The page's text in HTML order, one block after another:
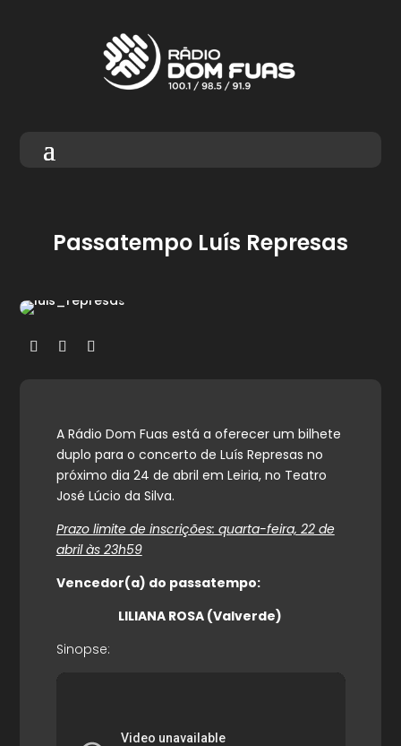
Passatempo Luís Represas
A Rádio Dom Fuas está a oferecer um bilhete
duplo para o concerto de Luís Represas no
próximo dia 24 de abril em Leiria, no Teatro
José Lúcio da Silva.
Prazo limite de inscrições: quarta-feira, 22 de
abril às 23h59
Vencedor(a) do passatempo:
LILIANA ROSA (Valverde)
Sinopse: